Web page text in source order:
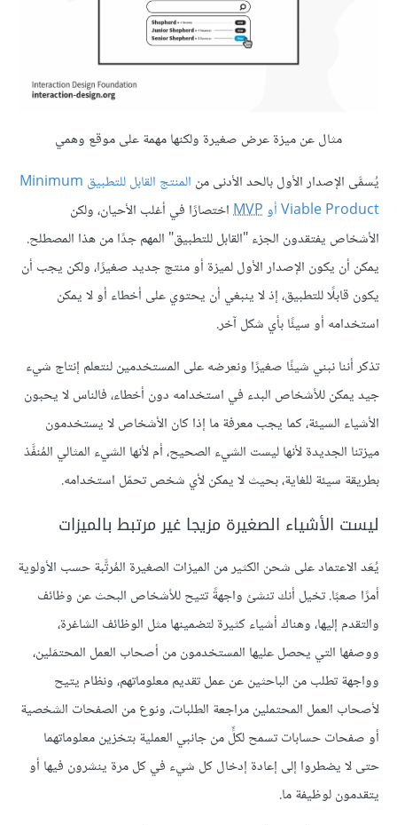
مثال عن ميزة عرض صغيرة ولكنها مهمة على موقع وهمي
يُسمَّى الإصدار الأول بالحد الأدنى من
المنتج القابل للتطبيق Minimum
Viable Product أو
MVPاختصارًا في أغلب الأحيان، ولكن
الأشخاص يفتقدون الجزء "القابل للتطبيق" المهم جدًا من هذا المصطلح.
يمكن أن يكون الإصدار الأول لميزة أو منتج جديد صغيرًا، ولكن يجب أن
يكون قابلًا للتطبيق، إذ لا ينبغي أن يحتوي على أخطاء أو لا يمكن
استخدامه أو سيئًا بأي شكل آخر.
تذكر أننا نبني شيئًا صغيرًا ونعرضه على المستخدمين لنتعلم إنتاج شيء
جيد يمكن للأشخاص البدء في استخدامه دون أخطاء، فالناس لا يحبون
الأشياء السيئة، كما يجب معرفة ما إذا كان الأشخاص لا يستخدمون
ميزتنا الجديدة لأنها ليست الشيء الصحيح، أم لأنها الشيء المثالي المُنفَّذ
بطريقة سيئة للغاية، بحيث لا يمكن لأي شخص تحمّل استخدامه.
ليست الأشياء الصغيرة مزيجا غير مرتبط بالميزات
يُعَد الاعتماد على شحن الكثير من الميزات الصغيرة المُرتَّبة حسب الأولوية
أمرًا صعبًا. تخيل أنك تنشئ واجهةً تتيح للأشخاص البحث عن وظائف
والتقدم إليها، وهناك أشياء كثيرة لتضمينها مثل الوظائف الشاغرة،
ووصفها التي يحصل عليها المستخدمون من أصحاب العمل المحتمَلين،
وواجهة تطلب من الباحثين عن عمل تقديم معلوماتهم، ونظام يتيح
لأصحاب العمل المحتملين مراجعة الطلبات، ونوع من الصفحات الشخصية
أو صفحات حسابات تسمح لكلٍّ من جانبي العملية بتخزين معلوماتهما
حتى لا يضطروا إلى إعادة إدخال كل شيء في كل مرة ينشرون فيها أو
يتقدمون لوظيفة ما.